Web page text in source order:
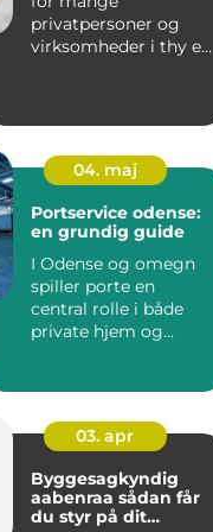
privatpersoner og
virksomheder i thy en
04. maj
Portservice odense:
en grundig guide
I Odense og omegn
spiller porte en
central rolle i både
private hjem og
03. apr
Byggesagkyndig
aabenraa sådan får
du styr på dit